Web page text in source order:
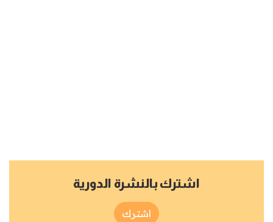
اشترك بالنشرة الدورية
اشترك